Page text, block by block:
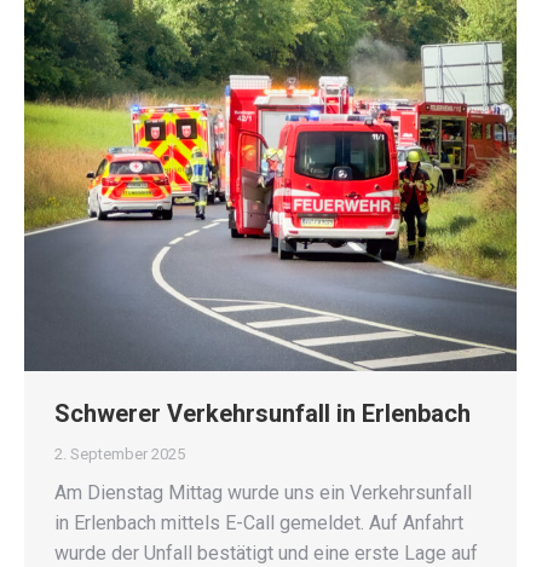
Schwerer Verkehrsunfall in Erlenbach
2. September 2025
Am Dienstag Mittag wurde uns ein Verkehrsunfall
in Erlenbach mittels E-Call gemeldet. Auf Anfahrt
wurde der Unfall bestätigt und eine erste Lage auf